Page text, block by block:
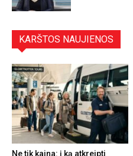
KARŠTOS NAUJIENOS
Ne tik kaina: į ką atkreipti